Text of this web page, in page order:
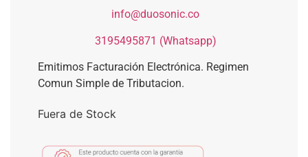
info@duosonic.co
3195495871 (Whatsapp)
Emitimos Facturación Electrónica. Regimen
Comun Simple de Tributacion.
Fuera de Stock